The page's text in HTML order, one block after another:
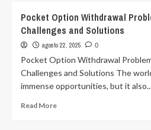
Reviews
Pocket
Option
Insights
and
User
Experiences
Pocket Option Withdrawal
Challenges and Solutions
agosto 22, 2025 0
Pocket Option Withdrawal
Challenges and Solutions The
immense opportunities, but it
Read MoreRead